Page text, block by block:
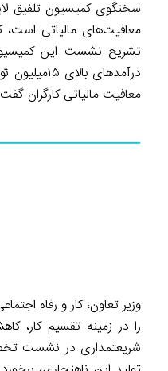
معافیت مالیاتی کارگران گفت: کارگران با درآمد تا ۲میلیون و
وزیر تعاون، کار و رفاه
را در زمینه تقسیم کار،
شریعتمداری در نشست